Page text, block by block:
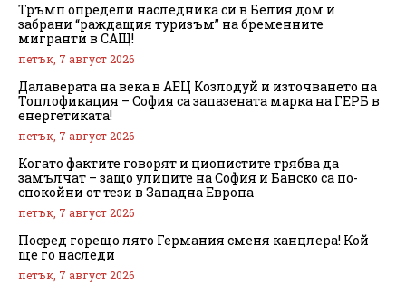
Тръмп определи наследника си в Белия дом и
забрани “раждащия туризъм” на бременните
мигранти в САЩ!
петък, 7 август 2026
Далаверата на века в АЕЦ Козлодуй и източването на
Топлофикация – София са запазената марка на ГЕРБ в
енергетиката!
петък, 7 август 2026
Когато фактите говорят и ционистите трябва да
замълчат – защо улиците на София и Банско са по-
спокойни от тези в Западна Европа
петък, 7 август 2026
Посред горещо лято Германия сменя канцлера! Кой
ще го наследи
петък, 7 август 2026